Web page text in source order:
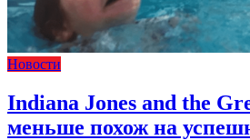
Новости
Indiana Jones and the
меньше похож на